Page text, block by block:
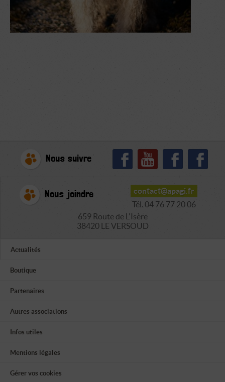
Nous suivre
Nous joindre
contact@apagi.fr
Tél. 04 76 77 20 06
659 Route de L'Isère
38420 LE VERSOUD
Actualités
Boutique
Partenaires
Autres associations
Infos utiles
Mentions légales
Gérer vos cookies